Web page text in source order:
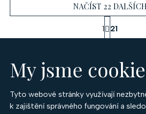
My jsme
Tyto webové stránky využívají
k zajištění správného fungování a
O
l
á
d
a
NAČÍST 22 DALŠÍCH
S
t
r
k
v
á
1
21
NAHORU